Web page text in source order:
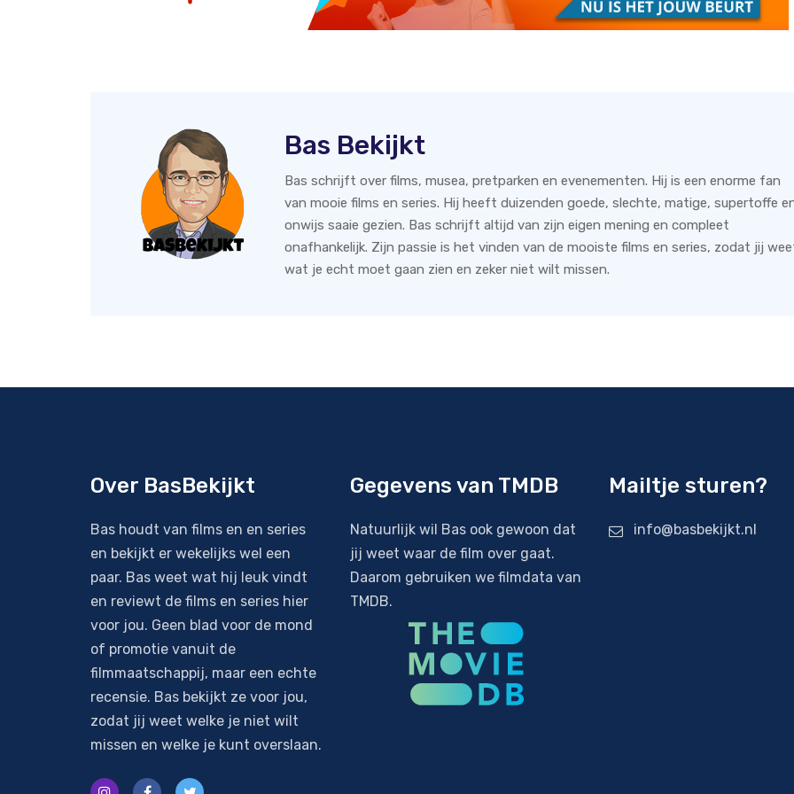
Bas Bekijkt
Bas schrijft over films, musea, pretparken en evenementen. Hij is een enorme fan
van mooie films en series. Hij heeft duizenden goede, slechte, matige, supertoffe
onwijs saaie gezien. Bas schrijft altijd van zijn eigen mening en compleet
onafhankelijk. Zijn passie is het vinden van de mooiste films en series, zodat jij
wat je echt moet gaan zien en zeker niet wilt missen.
Over BasBekijkt
Bas houdt van films en en series
en bekijkt er wekelijks wel een
paar. Bas weet wat hij leuk vindt
en reviewt de films en series hier
voor jou. Geen blad voor de mond
of promotie vanuit de
filmmaatschappij, maar een echte
recensie. Bas bekijkt ze voor jou,
zodat jij weet welke je niet wilt
missen en welke je kunt overslaan.
Gegevens van TMDB
Natuurlijk wil Bas ook gewoon dat
jij weet waar de film over gaat.
Daarom gebruiken we filmdata van
TMDB.
Mailtje sturen?
info@basbekijkt.nl